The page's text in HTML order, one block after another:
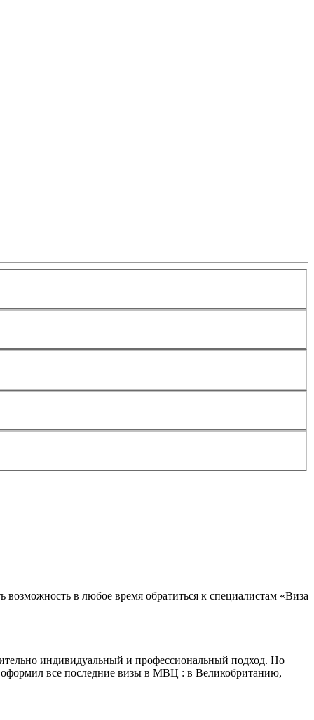
возможность в любое время обратиться к специалистам «Виза
индивидуальный и профессиональный подход. Но
все последние визы в МВЦ : в Великобританию,